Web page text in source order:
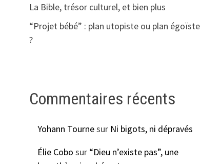
La Bible, trésor culturel, et bien plus
“Projet bébé” : plan utopiste ou plan égoïste
?
Commentaires récents
Yohann Tournesur Ni bigots, ni dépravés
Élie Cobo sur “Dieu n’existe pas”, une